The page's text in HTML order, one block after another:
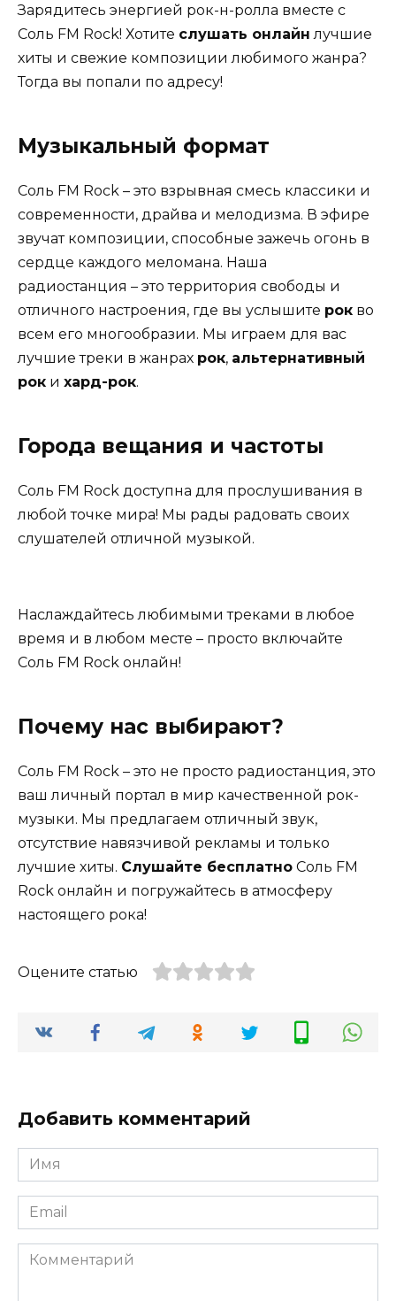
Зарядитесь энергией рок-н-ролла вместе с
Соль FM Rock! Хотите слушать онлайн лучшие
хиты и свежие композиции любимого жанра?
Тогда вы попали по адресу!
Музыкальный формат
Соль FM Rock – это взрывная смесь классики и
современности, драйва и мелодизма. В эфире
звучат композиции, способные зажечь огонь в
сердце каждого меломана. Наша
радиостанция – это территория свободы и
отличного настроения, где вы услышите рок во
всем его многообразии. Мы играем для вас
лучшие треки в жанрах рок, альтернативный
рок и хард-рок.
Города вещания и частоты
Соль FM Rock доступна для прослушивания в
любой точке мира! Мы рады радовать своих
слушателей отличной музыкой.
Наслаждайтесь любимыми треками в любое
время и в любом месте – просто включайте
Соль FM Rock онлайн!
Почему нас выбирают?
Соль FM Rock – это не просто радиостанция, это
ваш личный портал в мир качественной рок-
музыки. Мы предлагаем отличный звук,
отсутствие навязчивой рекламы и только
лучшие хиты. Слушайте бесплатно Соль FM
Rock онлайн и погружайтесь в атмосферу
настоящего рока!
Оцените статью
Добавить комментарий
Имя
*
Email
*
Комментарий